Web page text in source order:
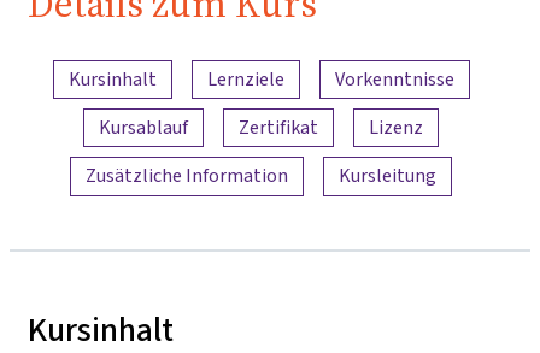
Inhaltsübersicht
Kursinhalt Lernziele
Vorkenntnisse
Kursablauf
Zertifikat
Lizenz
Zusätzliche Information
Kursleitung
Kursinhalt